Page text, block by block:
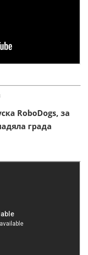
RoboDogs, за
града